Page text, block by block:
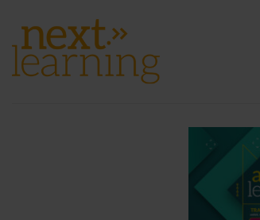
naar
inhoud